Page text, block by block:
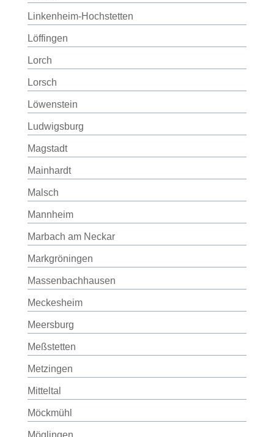
Linkenheim-Hochstetten
Löffingen
Lorch
Lorsch
Löwenstein
Ludwigsburg
Magstadt
Mainhardt
Malsch
Mannheim
Marbach am Neckar
Markgröningen
Massenbachhausen
Meckesheim
Meersburg
Meßstetten
Metzingen
Mitteltal
Möckmühl
Möglingen